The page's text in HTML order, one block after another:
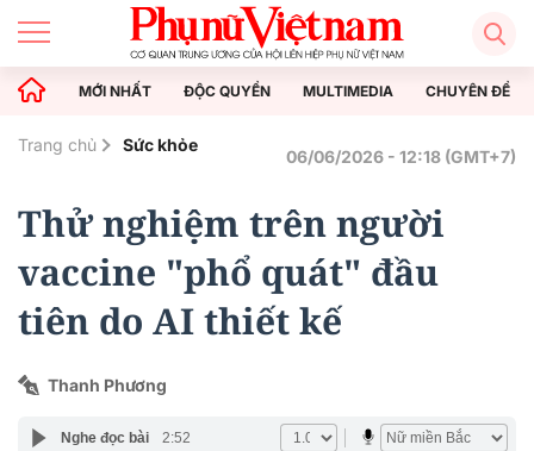
MỚI NHẤT ĐỘC QUYỀN MULTIMEDIA CHUYÊN ĐỀ
Trang chủ Sức khỏe
06/06/2026 - 12:18 (GMT+7)
Thử nghiệm trên người
vaccine "phổ quát" đầu
tiên do AI thiết kế
Thanh Phương
Nghe đọc bài 2:52